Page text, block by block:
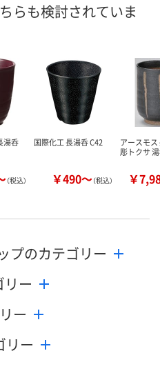
8月8日（土） 8月24日（月）
数量
カゴへ カ
らも検討されていま
湯呑
（税込）
国際化工 長湯呑 C42
￥490～（税込）
アースモ
彫トクサ
￥
プのカテゴリー
ー
ー
リー